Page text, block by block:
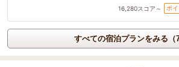
16,280スコア～ ポ
すべての宿泊プランをみる（7